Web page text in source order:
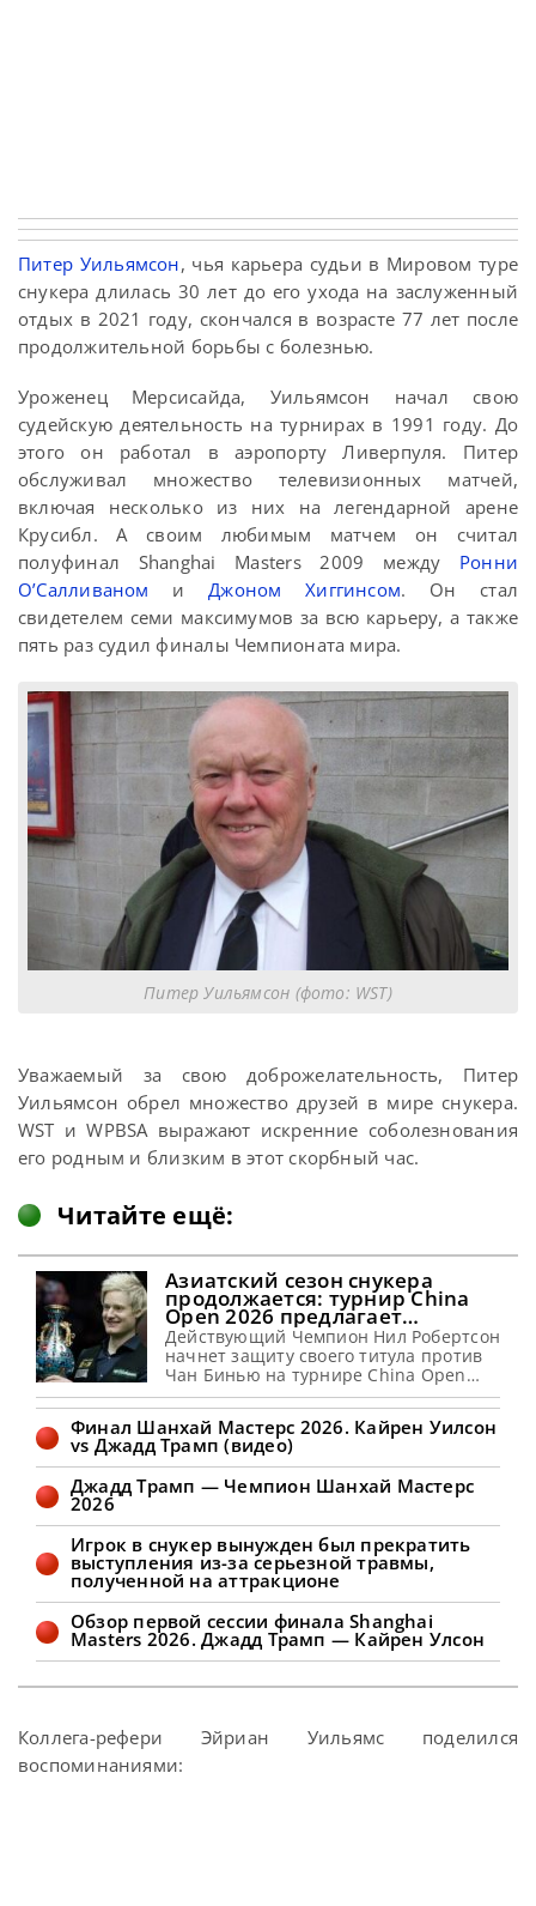
Питер Уильямсон, чья карьера судьи в Мировом туре
снукера длилась 30 лет до его ухода на заслуженный
отдых в 2021 году, скончался в возрасте 77 лет после
продолжительной борьбы с болезнью.
Уроженец Мерсисайда, Уильямсон начал свою
судейскую деятельность на турнирах в 1991 году. До
этого он работал в аэропорту Ливерпуля. Питер
обслуживал множество телевизионных матчей,
включая несколько из них на легендарной арене
Крусибл. А своим любимым матчем он считал
полуфинал Shanghai Masters 2009 между Ронни
О’Салливаном иДжоном Хиггинсом. Он стал
свидетелем семи максимумов за всю карьеру, а также
пять раз судил финалы Чемпионата мира.
Питер Уильямсон (фото: WST)
Уважаемый за свою доброжелательность, Питер
Уильямсон обрел множество друзей в мире снукера.
WST и WPBSA выражают искренние соболезнования
его родным и близким в этот скорбный час.
Читайте ещё:
Азиатский сезон снукера
продолжается: турнир China
Open 2026 предлагает
рекордные призовые
Действующий Чемпион Нил Робертсон
начнет защиту своего титула против
Чан Бинью на турнире China Open
2026 с 8 по 16 августа 2026 года в
Тайюане, сообщает totallysnookered
Новый профессиональный сезон
снукера набирает обороты. А лучшие
звезды этого вида спорта остаются на
Дальнем Востоке, чтобы принять
После двух квалификационных
раундов
Финал Шанхай Мастерс 2026. Кайрен Уилсон
vs Джадд Трамп (видео)
Джадд Трамп — Чемпион Шанхай Мастерс
2026
Игрок в снукер вынужден был прекратить
выступления из-за серьезной травмы,
полученной на аттракционе
Обзор первой сессии финала Shanghai
Masters 2026. Джадд Трамп — Кайрен Улсон
Коллега-рефери Эйриан Уильямс поделился
воспоминаниями: